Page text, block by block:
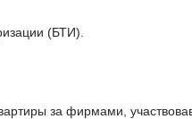
(БТИ).
за фирмами,